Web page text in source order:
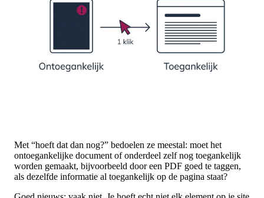
Met “hoeft dat dan nog?” bedoelen ze meestal: moet het
ontoegankelijke document of onderdeel zelf nog toegankelijk
worden gemaakt, bijvoorbeeld door een PDF goed te taggen,
als dezelfde informatie al toegankelijk op de pagina staat?